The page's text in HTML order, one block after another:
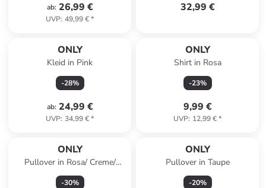
ab: 26,99 €
UVP: 49,99 €*
32,99 €
ONLY
Kleid in Pink
-28%
ab: 24,99 €
UVP: 34,99 €*
ONLY
Shirt in Rosa
-23%
9,99 €
UVP: 12,99 €*
ONLY
Pullover in Rosa/ Creme/
Khaki
-30%
ONLY
Pullover in Taupe
-20%